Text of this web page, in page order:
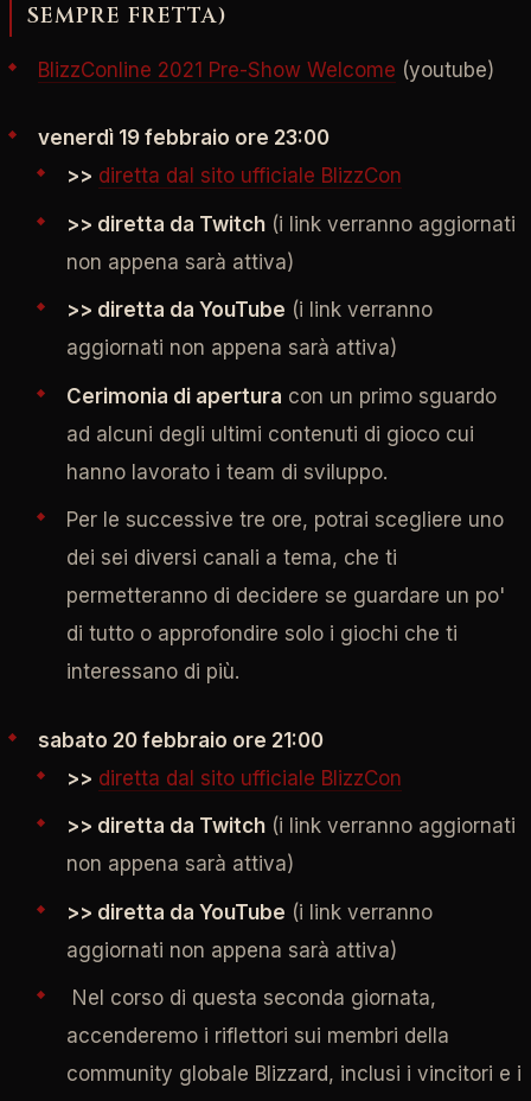
SEMPRE FRETTA)
BlizzConline 2021 Pre-Show Welcome (youtube)
venerdì 19 febbraio ore 23:00
>> diretta dal sito ufficiale BlizzCon
>> diretta da Twitch(i link verranno aggiornati
non appena sarà attiva)
>> diretta da YouTube (i link verranno
aggiornati non appena sarà attiva)
Cerimonia di apertura con un primo sguardo
ad alcuni degli ultimi contenuti di gioco cui
hanno lavorato i team di sviluppo.
Per le successive tre ore, potrai scegliere uno
dei sei diversi canali a tema, che ti
permetteranno di decidere se guardare un po'
di tutto o approfondire solo i giochi che ti
interessano di più.
sabato 20 febbraio ore 21:00
>> diretta dal sito ufficiale BlizzCon
>> diretta da Twitch(i link verranno aggiornati
non appena sarà attiva)
>> diretta da YouTube (i link verranno
aggiornati non appena sarà attiva)
Nel corso di questa seconda giornata,
accenderemo i riflettori sui membri della
community globale Blizzard, inclusi i vincitori e i